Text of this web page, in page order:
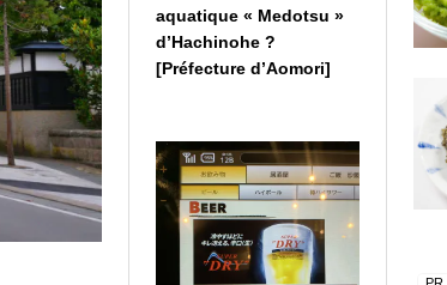
aquatique « Medotsu »
d’Hachinohe ?
[Préfecture d’Aomori]